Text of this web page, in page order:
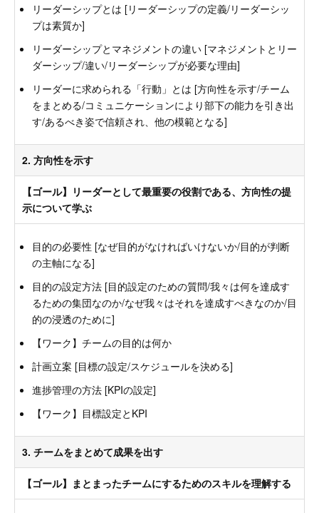
リーダーシップとは [リーダーシップの定義/リーダーシッ
プは素質か]
リーダーシップとマネジメントの違い [マネジメントとリー
ダーシップ/違い/リーダーシップが必要な理由]
リーダーに求められる「行動」とは [方向性を示す/チーム
をまとめる/コミュニケーションにより部下の能力を引き出
す/あるべき姿で信頼され、他の模範となる]
2. 方向性を示す
【ゴール】リーダーとして最重要の役割である、方向性の提
示について学ぶ
目的の必要性 [なぜ目的がなければいけないか/目的が判断
の主軸になる]
目的の設定方法 [目的設定のための質問/我々は何を達成す
るための集団なのか/なぜ我々はそれを達成すべきなのか/目
的の浸透のために]
【ワーク】チームの目的は何か
計画立案 [目標の設定/スケジュールを決める]
進捗管理の方法 [KPIの設定]
【ワーク】目標設定とKPI
3. チームをまとめて成果を出す
【ゴール】まとまったチームにするためのスキルを理解する